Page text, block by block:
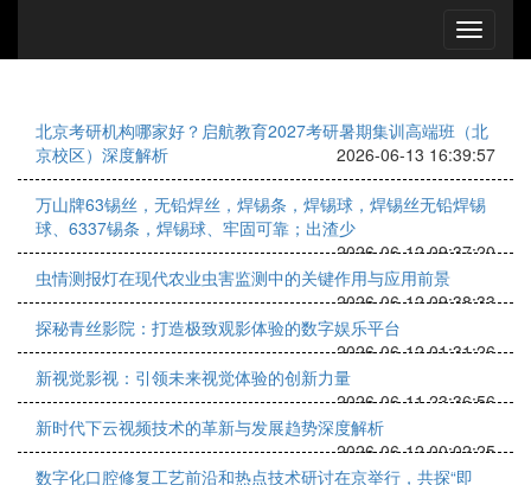
北京考研机构哪家好？启航教育2027考研暑期集训高端班（北
京校区）深度解析
2026-06-13 16:39:57
万山牌63锡丝，无铅焊丝，焊锡条，焊锡球，焊锡丝无铅焊锡
球、6337锡条，焊锡球、牢固可靠；出渣少
2026-06-12 09:37:20
虫情测报灯在现代农业虫害监测中的关键作用与应用前景
2026-06-12 09:38:33
探秘青丝影院：打造极致观影体验的数字娱乐平台
2026-06-12 01:31:26
新视觉影视：引领未来视觉体验的创新力量
2026-06-11 23:36:56
新时代下云视频技术的革新与发展趋势深度解析
2026-06-12 00:02:25
数字化口腔修复工艺前沿和热点技术研讨在京举行，共探“即